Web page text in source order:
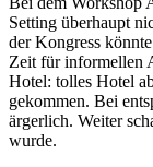
Setting überhaupt
der Kongress
Zeit für informellen
Hotel: tolles Hotel
gekommen. Bei
ärgerlich. Weiter
wurde.